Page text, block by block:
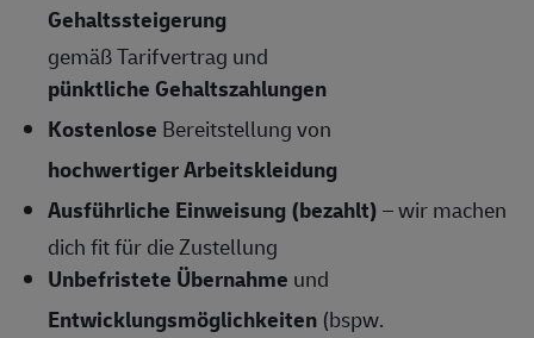
Gehaltssteigerung
gemäß Tarifvertrag und
pünktliche Gehaltszahlungen
Kostenlose Bereitstellung von
hochwertiger Arbeitskleidung
Ausführliche Einweisung (bezahlt)– wir machen
dich fit für die Zustellung
Unbefristete Übernahme und
Entwicklungsmöglichkeiten (bspw.